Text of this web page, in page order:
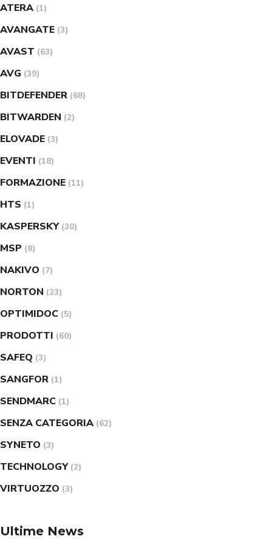
ATERA (1)
AVANGATE (3)
AVAST (63)
AVG (39)
BITDEFENDER (68)
BITWARDEN (2)
ELOVADE (3)
EVENTI (18)
FORMAZIONE (11)
HTS (1)
KASPERSKY (30)
MSP (8)
NAKIVO (7)
NORTON (23)
OPTIMIDOC (5)
PRODOTTI (60)
SAFEQ (3)
SANGFOR (1)
SENDMARC (1)
SENZA CATEGORIA (62)
SYNETO (3)
TECHNOLOGY (2)
VIRTUOZZO (3)
Ultime News